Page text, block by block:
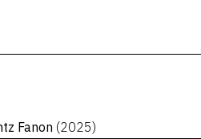
Fanon (2025)